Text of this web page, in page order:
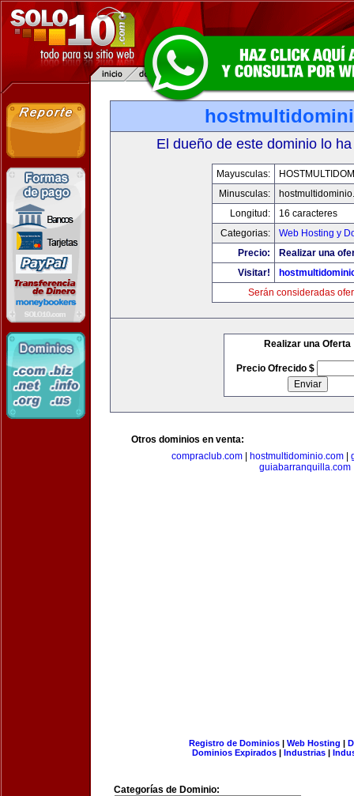
El dueño de este dominio lo
Mayusculas:
Minusculas:
Longitud:
16 caracteres
Categorias:
Web Hosting y
Precio:
Realizar una
Visitar!
Serán consideradas
Realizar una Oferta
Precio Ofrecido $
Otros dominios en venta:
compraclub.com
hostmultidominio.com
guiabarranquilla.com
Registro de Dominios| Web Hosting |
Dominios Expirados | Industrias |
Categorías de Dominio: